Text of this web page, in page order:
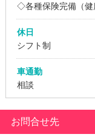
◇各種保険完備（健
休日
シフト制
車通勤
相談
お問合せ先